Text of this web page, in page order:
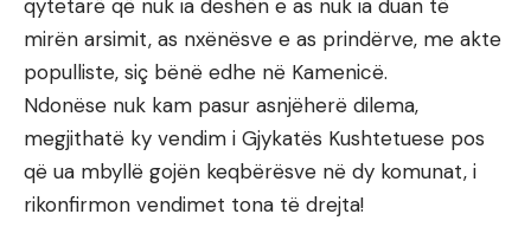
qytetarë që nuk ia deshën e as nuk ia duan të
mirën arsimit, as nxënësve e as prindërve, me akte
populliste, siç bënë edhe në Kamenicë.
Ndonëse nuk kam pasur asnjëherë dilema,
megjithatë ky vendim i Gjykatës Kushtetuese pos
që ua mbyllë gojën keqbërësve në dy komunat, i
rikonfirmon vendimet tona të drejta!